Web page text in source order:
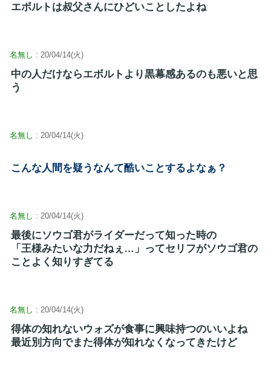
エボルトは叔父さんにひどいことしたよね
名無し : 20/04/14(火)
中の人だけならエボルトより黒幕感あるのも悪いと思
う
名無し : 20/04/14(火)
こんな人間を疑うなんて酷いことするよなぁ？
名無し : 20/04/14(火)
最後にソウゴ君がライダーだって知った時の
「王様みたいな力だねぇ…」ってセリフがソウゴ君の
ことよく知りすぎてる
名無し : 20/04/14(火)
得体の知れないウォズが食事に興味持つのいいよね
最近別方向でまた得体が知れなくなってきたけど